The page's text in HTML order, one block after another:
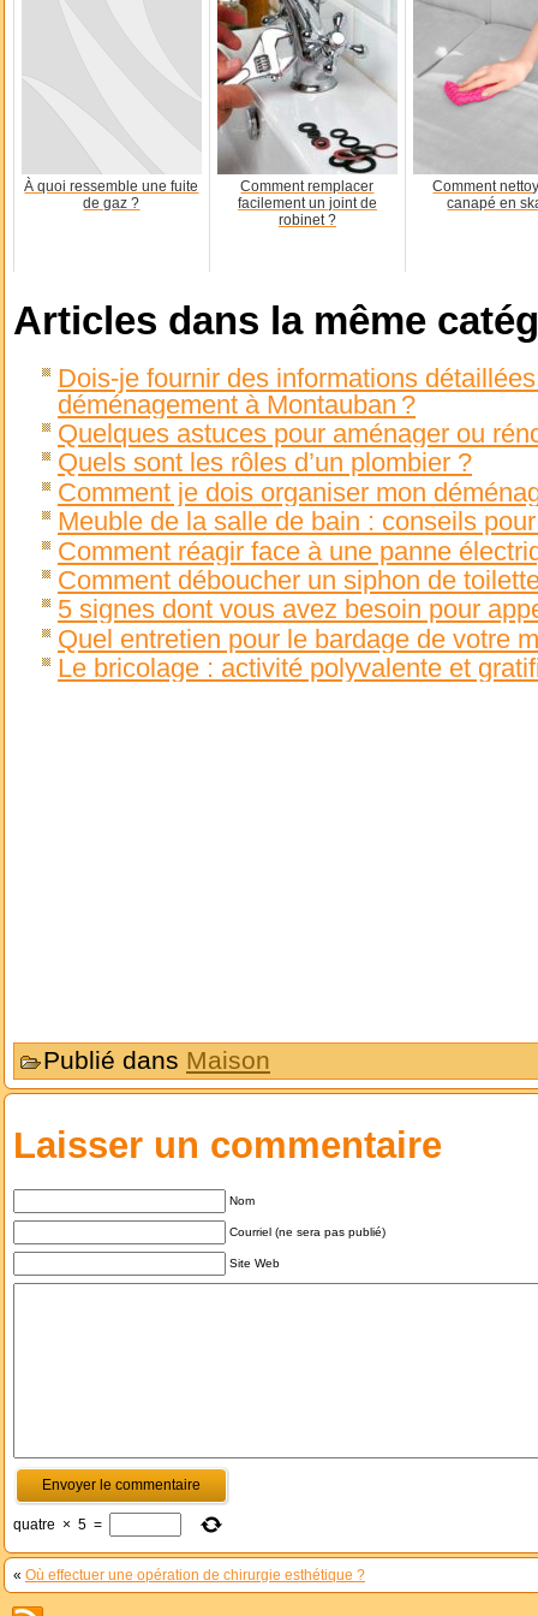
À quoi ressemble une fuite
de gaz ?
Comment remplacer
facilement un joint de
robinet ?
Comment
canapé en
Articles dans la même
Dois-je fournir des informations
déménagement à Montauban ?
Quelques astuces pour aménager ou
Quels sont les rôles d’un plombier ?
Comment je dois organiser mon
Meuble de la salle de bain : conseils
Comment réagir face à une panne
Comment déboucher un siphon de
5 signes dont vous avez besoin pour
Quel entretien pour le bardage de votre
Le bricolage : activité polyvalente et
Publié dans Maison
Laisser un commentaire
Nom
Courriel (ne sera pas publié)
Site Web
quatre × 5 =
« Où effectuer une opération de chirurgie esthétique ?